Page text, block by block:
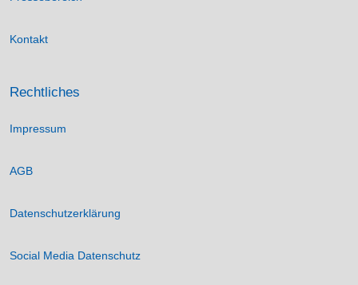
Kontakt
Rechtliches
Impressum
AGB
Datenschutzerklärung
Social Media Datenschutz